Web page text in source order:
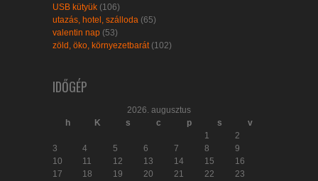
USB kütyük (106)
utazás, hotel, szálloda (65)
valentin nap (53)
zöld, öko, környezetbarát(102)
IDŐGÉP
2026. augusztus
h
K s c p s
v
1
2
3
4 5 6 7 8
9
10
11 12 13 14 15
16
17
18 19 20 21 22
23